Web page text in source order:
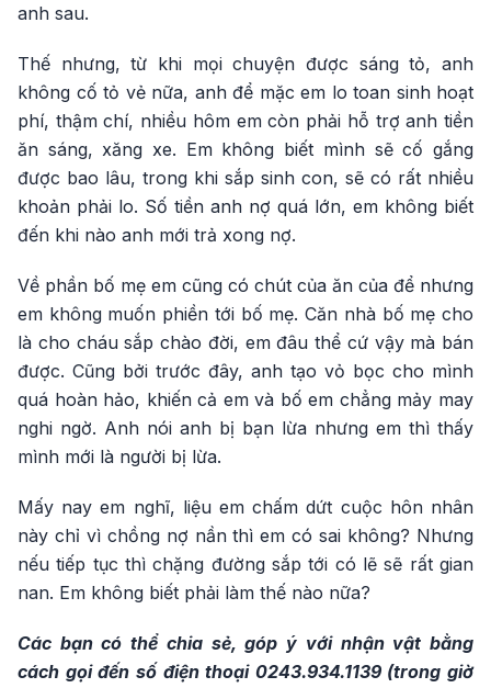
anh sau.
Thế nhưng, từ khi mọi chuyện được sáng tỏ, anh
không cố tỏ vẻ nữa, anh để mặc em lo toan sinh hoạt
phí, thậm chí, nhiều hôm em còn phải hỗ trợ anh tiền
ăn sáng, xăng xe. Em không biết mình sẽ cố gắng
được bao lâu, trong khi sắp sinh con, sẽ có rất nhiều
khoản phải lo. Số tiền anh nợ quá lớn, em không biết
đến khi nào anh mới trả xong nợ.
Về phần bố mẹ em cũng có chút của ăn của để nhưng
em không muốn phiền tới bố mẹ. Căn nhà bố mẹ cho
là cho cháu sắp chào đời, em đâu thể cứ vậy mà bán
được. Cũng bởi trước đây, anh tạo vỏ bọc cho mình
quá hoàn hảo, khiến cả em và bố em chẳng mảy may
nghi ngờ. Anh nói anh bị bạn lừa nhưng em thì thấy
mình mới là người bị lừa.
Mấy nay em nghĩ, liệu em chấm dứt cuộc hôn nhân
này chỉ vì chồng nợ nần thì em có sai không? Nhưng
nếu tiếp tục thì chặng đường sắp tới có lẽ sẽ rất gian
nan. Em không biết phải làm thế nào nữa?
Các bạn có thể chia sẻ, góp ý với nhận vật bằng
cách gọi đến số điện thoại 0243.934.1139 (trong giờ